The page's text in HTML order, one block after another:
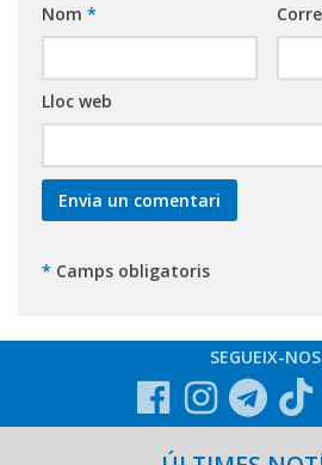
Nom *
Lloc web
* Camps obligatoris
SEGUEIX-